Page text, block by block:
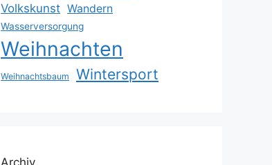
Volkskunst Wandern
Wasserversorgung
Weihnachten
Weihnachtsbaum Wintersport
Archiv